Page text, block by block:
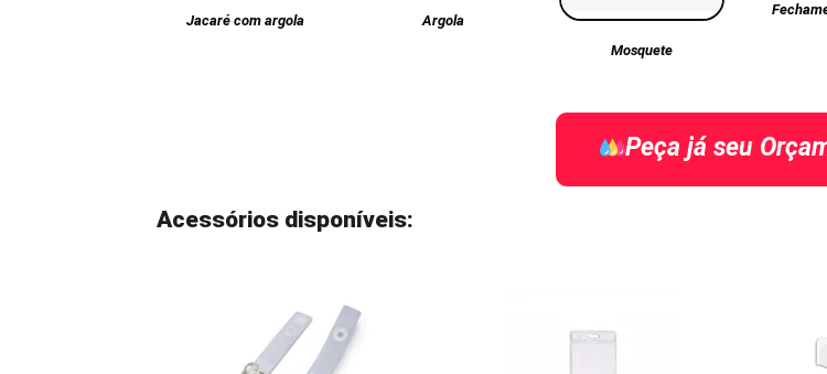
Jacaré com argola
Argola
Mosquete
Peça já seu
Acessórios disponíveis: